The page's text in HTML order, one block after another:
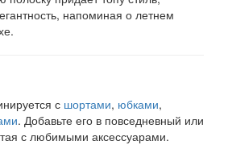
напоминая о летнем
с шортами, юбками,
. Добавьте его в повседневный или
с любимыми аксессуарами.